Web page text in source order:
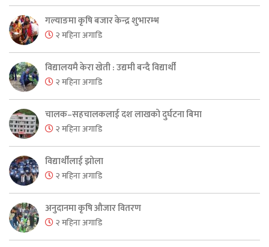
गल्याङमा कृषि बजार केन्द्र शुभारम्भ
२ महिना अगाडि
विद्यालयमै केरा खेती : उद्यमी बन्दै विद्यार्थी
२ महिना अगाडि
चालक–सहचालकलाई दश लाखको दुर्घटना बिमा
२ महिना अगाडि
विद्यार्थीलाई झोला
२ महिना अगाडि
अनुदानमा कृषि औजार वितरण
२ महिना अगाडि